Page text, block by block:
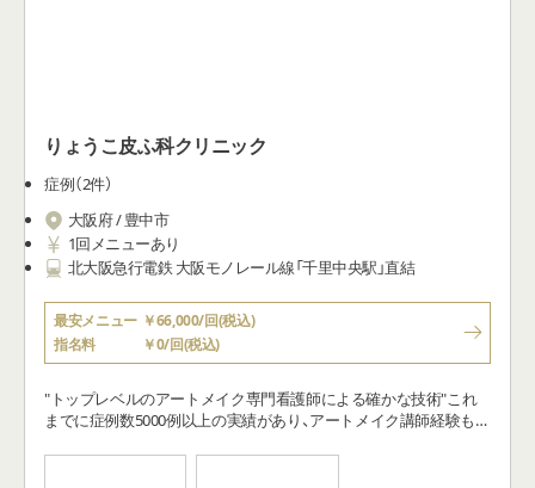
大阪府 / 豊中市
1回メニューあり
北大阪急行電鉄 大阪モノレール線「千里中央駅」直結
最安メニュー ￥66,000/回(税込)
指名料
￥0/回(税込)
"トップレベルのアートメイク専門看護師による確かな技術"これ
までに症例数5000例以上の実績があり、アートメイク講師経験も有
する施術者が担当致します。黄金比率も用いて、お一人お一人に合